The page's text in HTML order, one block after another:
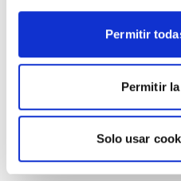
Permitir
Permitir
Solo usar